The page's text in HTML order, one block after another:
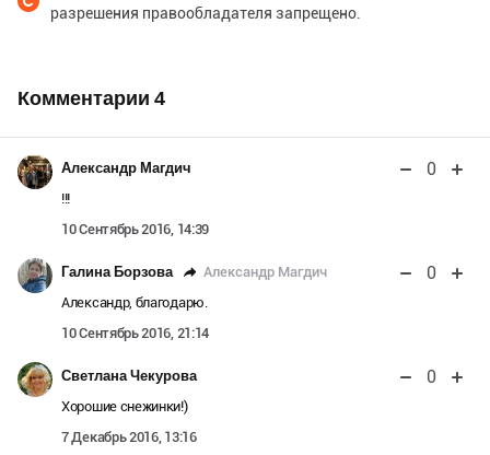
разрешения правообладателя запрещено.
Комментарии 4
Александр Магдич 0
!!!
10 Сентябрь 2016, 14:39
Галина Борзова Александр Магдич 0
Александр, благодарю.
10 Сентябрь 2016, 21:14
Светлана Чекурова 0
Хорошие снежинки!)
7 Декабрь 2016, 13:16